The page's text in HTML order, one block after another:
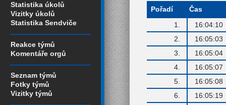
Statistika úkolů
Vizitky úkolů
Statistika Sendviče
Reakce týmů
Komentáře orgů
Seznam týmů
Fotky týmů
Vizitky týmů
Pořadí
Čas
1.
16:04:10
2.
16:05:03
3.
16:05:04
4.
16:05:07
5.
16:05:08
6.
16:05:19